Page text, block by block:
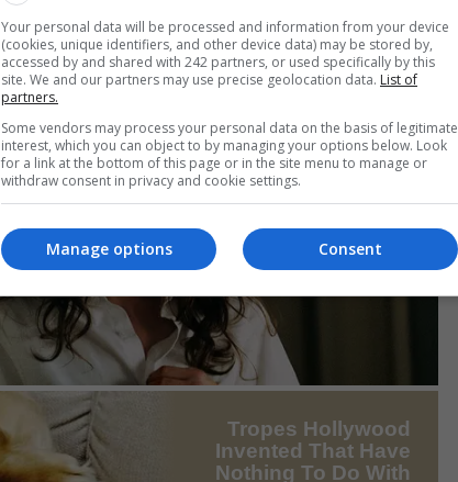
Your personal data will be processed and information from your device
(cookies, unique identifiers, and other device data) may be stored by,
accessed by and shared with 242 partners, or used specifically by this
site. We and our partners may use precise geolocation data. List of
partners.
Some vendors may process your personal data on the basis of legitimate
interest, which you can object to by managing your options below. Look
for a link at the bottom of this page or in the site menu to manage or
withdraw consent in privacy and cookie settings.
Consent
Manage options